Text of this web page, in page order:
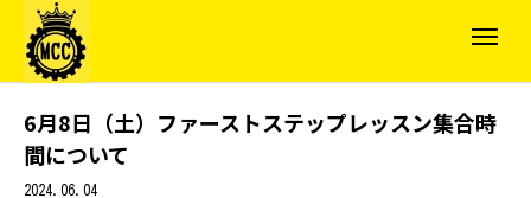
6月8日（土）ファーストステップレッスン集合時
間について
2024.06.04